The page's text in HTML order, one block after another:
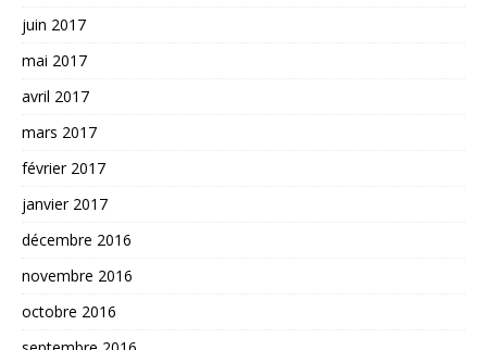
juin 2017
mai 2017
avril 2017
mars 2017
février 2017
janvier 2017
décembre 2016
novembre 2016
octobre 2016